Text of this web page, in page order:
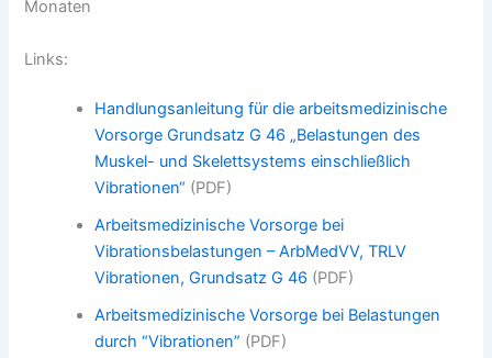
Monaten
Links:
Handlungsanleitung für die arbeitsmedizinische
Vorsorge Grundsatz G 46 „Belastungen des
Muskel- und Skelettsystems einschließlich
Vibrationen“ (PDF)
Arbeitsmedizinische Vorsorge bei
Vibrationsbelastungen – ArbMedVV, TRLV
Vibrationen, Grundsatz G 46 (PDF)
Arbeitsmedizinische Vorsorge bei Belastungen
durch “Vibrationen” (PDF)